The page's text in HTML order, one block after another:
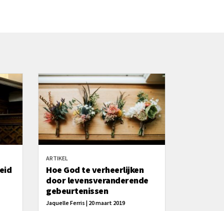
ARTIKEL
Hoe God te verheerlijken
door levensveranderende
gebeurtenissen
Jaquelle Ferris | 20 maart 2019